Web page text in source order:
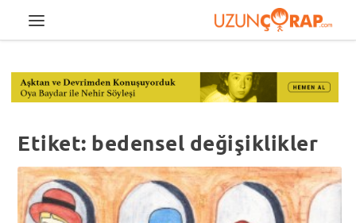
Etiket: bedensel değişiklikler